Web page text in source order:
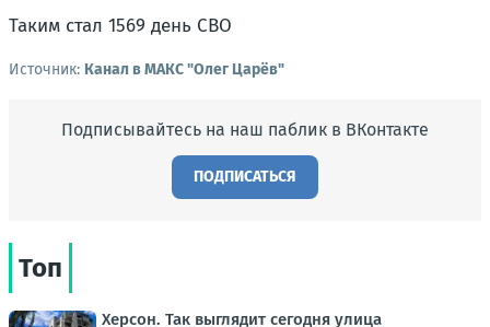
Таким стал 1569 день СВО
Источник: Канал в МАКС "Олег Царёв"
Подписывайтесь на наш паблик в ВКонтакте
ПОДПИСАТЬСЯ
Топ
Херсон. Так выглядит сегодня улица